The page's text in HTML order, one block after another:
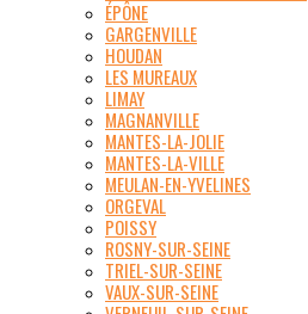
ÉPÔNE
GARGENVILLE
HOUDAN
LES MUREAUX
LIMAY
MAGNANVILLE
MANTES-LA-JOLIE
MANTES-LA-VILLE
MEULAN-EN-YVELINES
ORGEVAL
POISSY
ROSNY-SUR-SEINE
TRIEL-SUR-SEINE
VAUX-SUR-SEINE